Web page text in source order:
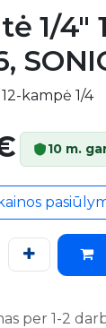
1/4"
kampė 1/4
10 m.
per 1-2